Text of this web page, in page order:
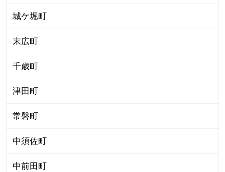
城ケ堀町
末広町
千歳町
津田町
常磐町
中須佐町
中前田町